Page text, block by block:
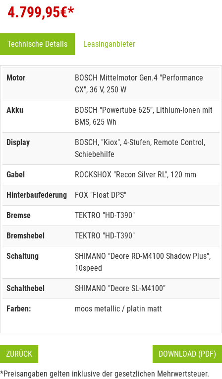
4.799,95€*
Technische Details Leasinganbieter
Motor
BOSCH Mittelmotor Gen.4 "Performance
CX", 36 V, 250 W
Akku
BOSCH "Powertube 625", Lithium-Ionen mit
BMS, 625 Wh
Display
BOSCH, "Kiox", 4-Stufen, Remote Control,
Schiebehilfe
Gabel ROCKSHOX "Recon Silver RL", 120 mm
Hinterbaufederung FOX "Float DPS"
Bremse TEKTRO "HD-T390"
Bremshebel TEKTRO "HD-T390"
Schaltung
SHIMANO "Deore RD-M4100 Shadow Plus",
10speed
Schalthebel SHIMANO "Deore SL-M4100"
Farben: moos metallic / platin matt
ZURÜCK DOWNLOAD (PDF)
*Preisangaben gelten inklusive der gesetzlichen Mehrwertsteuer.